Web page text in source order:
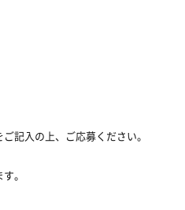
記入の上、ご応募ください。
。